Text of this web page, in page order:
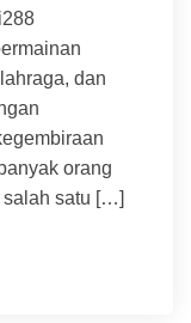
dan
orang
salah satu […]